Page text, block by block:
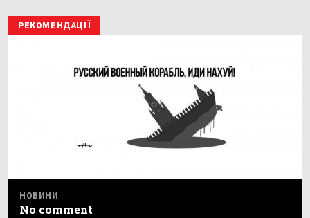
РЕКОМЕНДАЦІЇ
НОВИНИ
No comment